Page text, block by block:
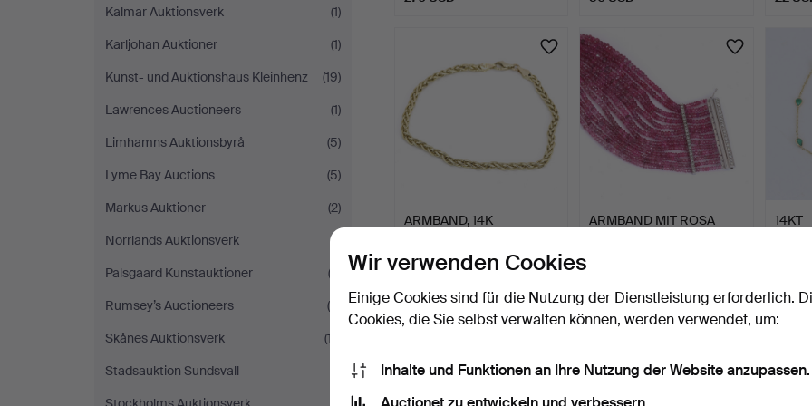
Kalmar Auktionsverk
(1)
Karljohan Auktioner
(1)
Kunst- und Auktionshaus Kleinhenz
(19)
Lawrences Auctioneers
(1)
Limhamns Auktionsbyrå
(5)
Lyme Bay Auctions
(5)
Markus Auktioner
(2)
Norrlands Auktionsverk
(1)
Palsgaard Kunstauktioner
(3)
Rumsey’s Auctioneers
(8)
Skånes Auktionsverk
(17)
Stadsauktion Sundsvall
ARMBAND, 14K
4 Tage
22 USD
ARMBAND MIT ROSA
22 USD
14KT
22
Wir verwenden Cookies
Einige Cookies sind für die Nutzung der Dienstleistung erforderlich.
Cookies, die Sie selbst verwalten können, werden verwendet, um:
Inhalte und Funktionen an Ihre Nutzung der Website anzupassen.